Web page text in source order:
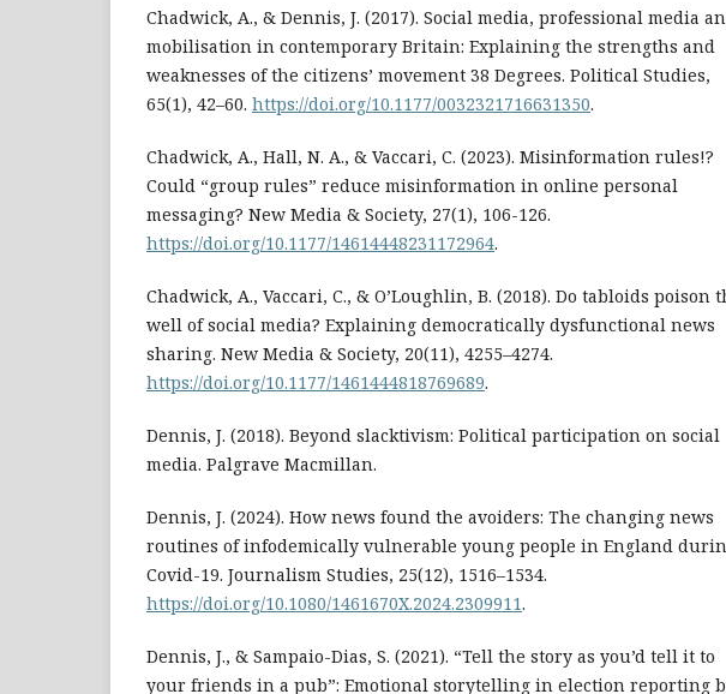
Chadwick, A., & Dennis, J. (2017). Social media, professional media
mobilisation in contemporary Britain: Explaining the strengths and
weaknesses of the citizens’ movement 38 Degrees. Political Studies,
65(1), 42–60. https://doi.org/10.1177/0032321716631350.
Chadwick, A., Hall, N. A., & Vaccari, C. (2023). Misinformation rules!?
Could “group rules” reduce misinformation in online personal
messaging? New Media & Society, 27(1), 106-126.
https://doi.org/10.1177/14614448231172964.
Chadwick, A., Vaccari, C., & O’Loughlin, B. (2018). Do tabloids poison
well of social media? Explaining democratically dysfunctional news
sharing. New Media & Society, 20(11), 4255–4274.
https://doi.org/10.1177/1461444818769689.
Dennis, J. (2018). Beyond slacktivism: Political participation on social
media. Palgrave Macmillan.
Dennis, J. (2024). How news found the avoiders: The changing news
routines of infodemically vulnerable young people in England
Covid-19. Journalism Studies, 25(12), 1516–1534.
https://doi.org/10.1080/1461670X.2024.2309911.
Dennis, J., & Sampaio-Dias, S. (2021). “Tell the story as you’d tell it to
your friends in a pub”: Emotional storytelling in election reporting